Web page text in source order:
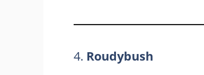
4. Roudybush